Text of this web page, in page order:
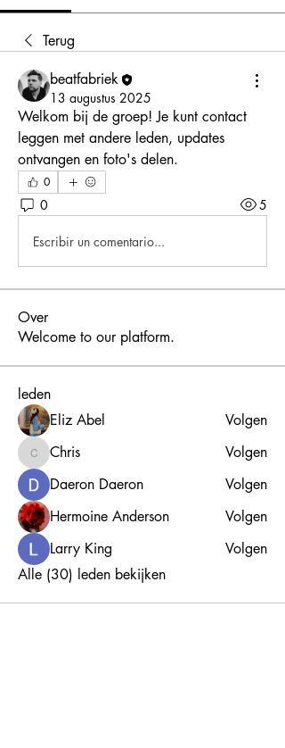
Terug
beatfabriek
13 augustus 2025
Welkom bij de groep! Je kunt contact
leggen met andere leden, updates
ontvangen en foto's delen.
0
0 5
Escribir un comentario...
Over
Welcome to our platform.
leden
Eliz Abel
Volgen
ChrisChris
Volgen
Daeron Daeron
Volgen
Hermoine Anderson
Volgen
Larry King
Volgen
Alle (30) leden bekijken